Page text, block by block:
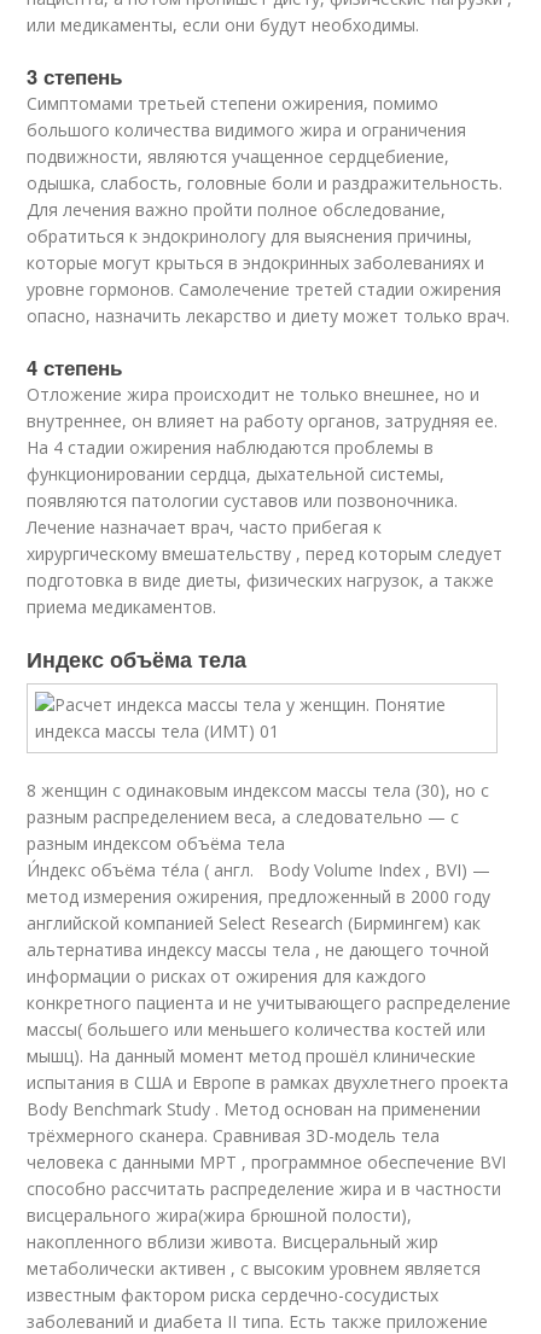
или медикаменты, если они будут необходимы.
3 степень
Симптомами третьей степени ожирения, помимо
большого количества видимого жира и ограничения
подвижности, являются учащенное сердцебиение,
одышка, слабость, головные боли и раздражительность.
Для лечения важно пройти полное обследование,
обратиться к эндокринологу для выяснения причины,
которые могут крыться в эндокринных заболеваниях и
уровне гормонов. Самолечение третей стадии ожирения
опасно, назначить лекарство и диету может только врач.
4 степень
Отложение жира происходит не только внешнее, но и
внутреннее, он влияет на работу органов, затрудняя ее.
На 4 стадии ожирения наблюдаются проблемы в
функционировании сердца, дыхательной системы,
появляются патологии суставов или позвоночника.
Лечение назначает врач, часто прибегая к
хирургическому вмешательству , перед которым следует
подготовка в виде диеты, физических нагрузок, а также
приема медикаментов.
Индекс объёма тела
8 женщин с одинаковым индексом массы тела (30), но с
разным распределением веса, а следовательно — с
разным индексом объёма тела
И́ндекс объёма те́ла ( англ. Body Volume Index , BVI) —
метод измерения ожирения, предложенный в 2000 году
английской компанией Select Research (Бирмингем) как
альтернатива индексу массы тела , не дающего точной
информации о рисках от ожирения для каждого
конкретного пациента и не учитывающего распределение
массы( большего или меньшего количества костей или
мышц). На данный момент метод прошёл клинические
испытания в США и Европе в рамках двухлетнего проекта
Body Benchmark Study . Метод основан на применении
трёхмерного сканера. Сравнивая 3D-модель тела
человека с данными МРТ , программное обеспечение BVI
способно рассчитать распределение жира и в частности
висцерального жира(жира брюшной полости),
накопленного вблизи живота. Висцеральный жир
метаболически активен , с высоким уровнем является
известным фактором риска сердечно-сосудистых
заболеваний и диабета II типа. Есть также приложение